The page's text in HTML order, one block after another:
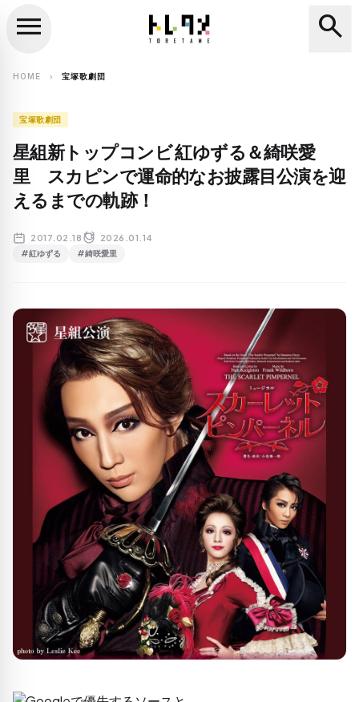
search
menu search
HOME chevron_right 宝塚歌劇団
宝塚歌劇団
星組新トップコンビ 紅ゆずる＆綺咲愛
里 スカピンで運命的なお披露目公演を迎
えるまでの軌跡！
2017.02.18 2026.01.14
#紅ゆずる #綺咲愛里